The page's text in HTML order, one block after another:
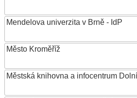
Mendelova univerzita v Brně - IdP
Město Kroměříž
Městská knihovna a infocentrum